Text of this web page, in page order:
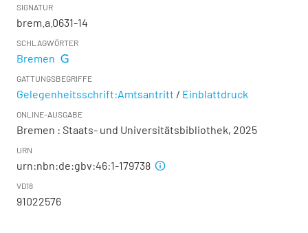
SIGNATUR
brem.a.0631-14
SCHLAGWÖRTER
Bremen
GATTUNGSBEGRIFFE
Gelegenheitsschrift:Amtsantritt / Einblattdruck
ONLINE-AUSGABE
Bremen : Staats- und Universitätsbibliothek, 2025
URN
urn:nbn:de:gbv:46:1-179738
VD18
91022576